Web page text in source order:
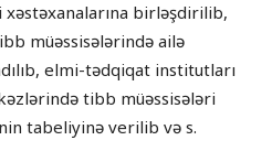
birləşdirilib,
müəssisələrində ailə
elmi-tədqiqat institutları
tibb müəssisələri
tabeliyinə verilib və s.